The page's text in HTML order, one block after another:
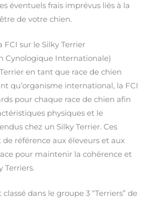
éventuels frais imprévus liés à la
de votre chien.
sur le Silky Terrier
Cynologique Internationale)
en tant que race de chien
qu’organisme international, la FCI
pour chaque race de chien afin
physiques et le
chez un Silky Terrier. Ces
référence aux éleveurs et aux
pour maintenir la cohérence et
Terriers.
classé dans le groupe 3 “Terriers” de